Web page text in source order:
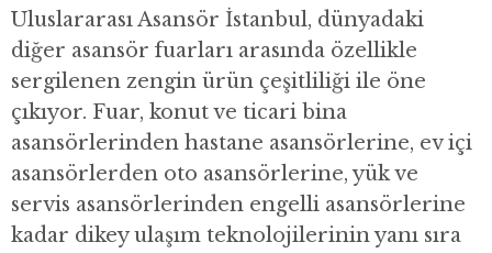
Uluslararası Asansör İstanbul, dünyadaki
diğer asansör fuarları arasında özellikle
sergilenen zengin ürün çeşitliliği ile öne
çıkıyor. Fuar, konut ve ticari bina
asansörlerinden hastane asansörlerine, ev içi
asansörlerden oto asansörlerine, yük ve
servis asansörlerinden engelli asansörlerine
kadar dikey ulaşım teknolojilerinin yanı sıra